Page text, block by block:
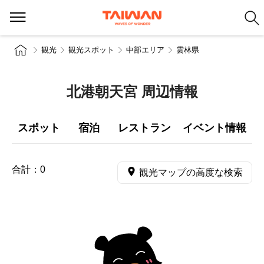
観光 観光スポット 中部エリア 雲林県
北港朝天宮 周辺情報
スポット 宿泊 レストラン イベント情報
合計： 0 観光マップの高度な検索